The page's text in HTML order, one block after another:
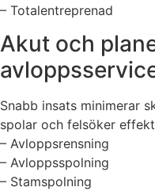
– Totalentreprenad
Akut och
Snabb insats minimerar
spolar och felsöker
– Avloppsrensning
– Avloppsspolning
– Stamspolning